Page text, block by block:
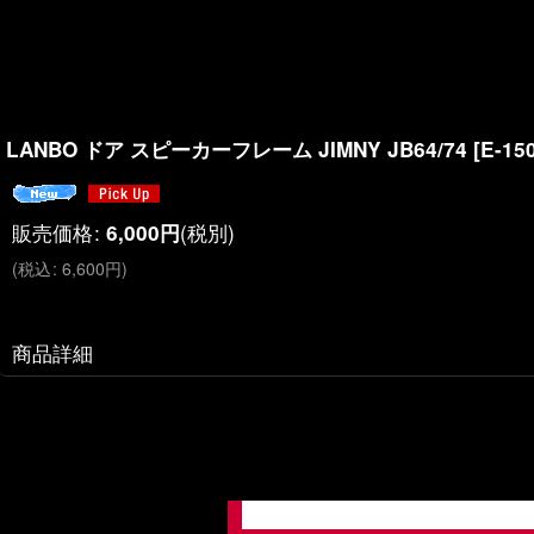
LANBO ドア スピーカーフレーム JIMNY JB64/74 [E-
販売価格: 6,000円(税別)
(税込: 6,600円)
商品詳細